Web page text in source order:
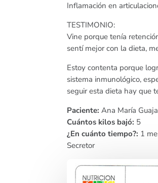
Inflamación en
TESTIMONIO:
Vine porque tenía
sentí mejor con la dieta,
Estoy contenta porque
sistema inmunológico,
seguir esta dieta hay que
Paciente: Ana María
Cuántos kilos bajó: 5
¿En cuánto tiempo?: 1
Secretor